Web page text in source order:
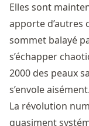
Elles sont
apporte d’autres
sommet balayé
s’échapper
2000 des peaux
s’envole
La révolution
quasiment